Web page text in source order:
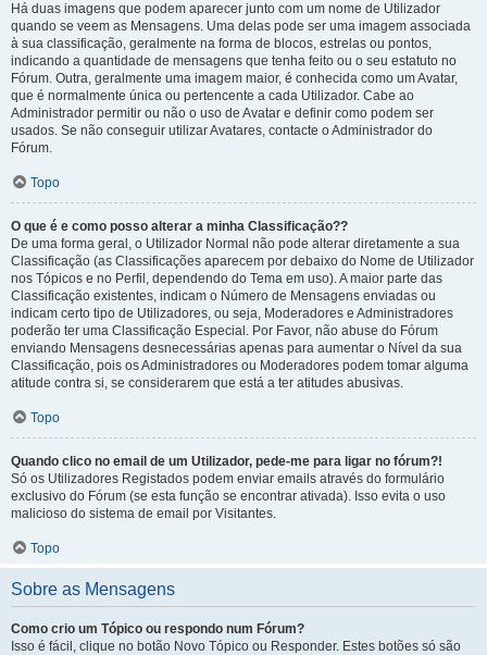
Há duas imagens que podem aparecer junto com um nome de Utilizador
quando se veem as Mensagens. Uma delas pode ser uma imagem associada
à sua classificação, geralmente na forma de blocos, estrelas ou pontos,
indicando a quantidade de mensagens que tenha feito ou o seu estatuto no
Fórum. Outra, geralmente uma imagem maior, é conhecida como um Avatar,
que é normalmente única ou pertencente a cada Utilizador. Cabe ao
Administrador permitir ou não o uso de Avatar e definir como podem ser
usados. Se não conseguir utilizar Avatares, contacte o Administrador do
Fórum.
Topo
O que é e como posso alterar a minha Classificação??
De uma forma geral, o Utilizador Normal não pode alterar diretamente a sua
Classificação (as Classificações aparecem por debaixo do Nome de Utilizador
nos Tópicos e no Perfil, dependendo do Tema em uso). A maior parte das
Classificação existentes, indicam o Número de Mensagens enviadas ou
indicam certo tipo de Utilizadores, ou seja, Moderadores e Administradores
poderão ter uma Classificação Especial. Por Favor, não abuse do Fórum
enviando Mensagens desnecessárias apenas para aumentar o Nível da sua
Classificação, pois os Administradores ou Moderadores podem tomar alguma
atitude contra si, se considerarem que está a ter atitudes abusivas.
Topo
Quando clico no email de um Utilizador, pede-me para ligar no fórum?!
Só os Utilizadores Registados podem enviar emails através do formulário
exclusivo do Fórum (se esta função se encontrar ativada). Isso evita o uso
malicioso do sistema de email por Visitantes.
Topo
Sobre as Mensagens
Como crio um Tópico ou respondo num Fórum?
Isso é fácil, clique no botão Novo Tópico ou Responder. Estes botões só são